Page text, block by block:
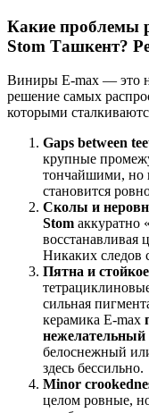
Какие проблемы
Stom Ташкент?
Виниры E-max — это
решение самых
которыми
Gaps between
крупные
тончайшими, но
становится
Сколы и
Stom аккуратно
восстанавливая
Никаких следов
Пятна и
сильная
керамика E-max
нежелательный
белоснежный
здесь бессильно.
Minor
целом ровные,